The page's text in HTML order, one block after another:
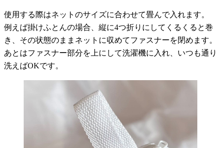
使用する際はネットのサイズに合わせて畳んで入れます。
例えば掛けふとんの場合、縦に4つ折りにしてくるくると巻
き、その状態のままネットに収めてファスナーを閉めます。
あとはファスナー部分を上にして洗濯機に入れ、いつも通り
洗えばOKです。